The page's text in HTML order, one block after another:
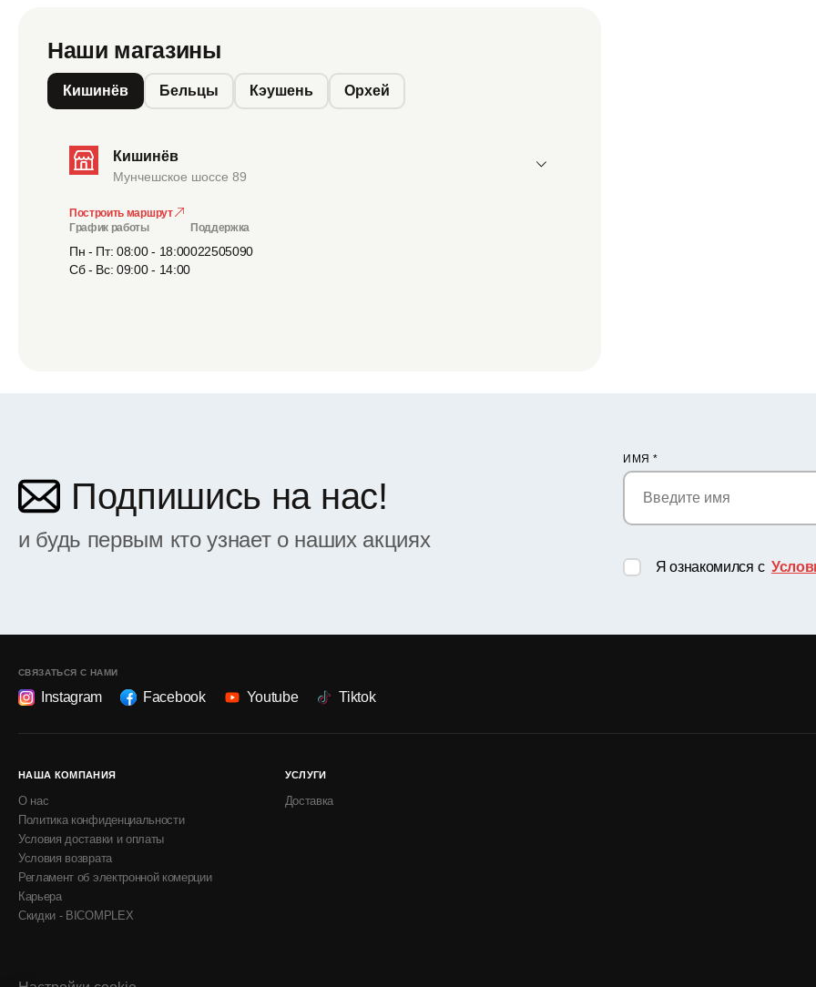
Наши магазины
Кишинёв Бельцы Кэушень Орхей
Кишинёв
Мунчешское шоссе 89
Построить маршрут
График работы
Пн - Пт: 08:00 - 18:00
Сб - Вс: 09:00 - 14:00
Поддержка
022505090
Подпишись на нас!
и будь первым кто узнает о наших акциях
ИМЯ *
Я ознакомился с
СВЯЗАТЬСЯ С НАМИ
Instagram Facebook Youtube Tiktok
НАША КОМПАНИЯ
О нас
Политика конфиденциальности
Условия доставки и оплаты
Условия возврата
Регламент об электронной комерции
Карьера
Скидки - BICOMPLEX
УСЛУГИ
Доставка